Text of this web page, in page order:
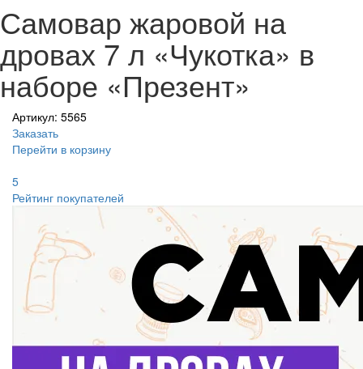
Самовар жаровой на
дровах 7 л «Чукотка» в
наборе «Презент»
Артикул: 5565
Заказать
Перейти в корзину
5
Рейтинг покупателей